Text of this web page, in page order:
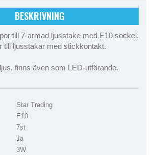
BESKRIVNING
till 7-armad ljusstake med E10 sockel.
till ljusstakar med stickkontakt.
finns även som LED-utförande.
Star Trading
E10
7st
Ja
3W